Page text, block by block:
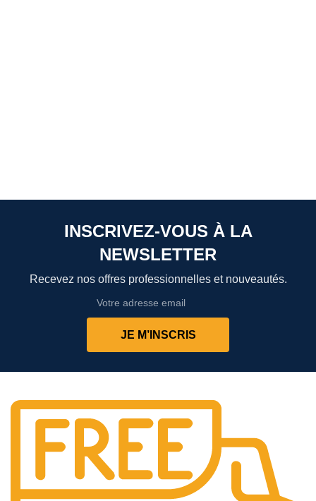
INSCRIVEZ-VOUS À LA
NEWSLETTER
Recevez nos offres professionnelles et nouveautés.
JE M’INSCRIS